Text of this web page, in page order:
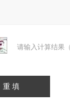
请输入计算结果